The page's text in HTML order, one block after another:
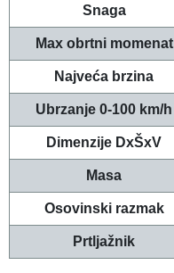
Snaga
Max obrtni momenat
Najveća brzina
Ubrzanje 0-100 km/h
Dimenzije DxŠxV
Masa
Osovinski razmak
Prtljažnik